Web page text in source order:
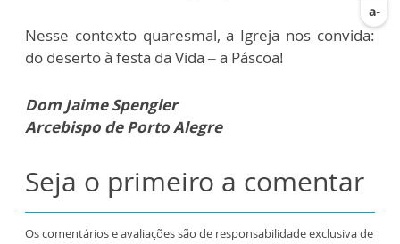
Nesse contexto quaresmal, a Igreja nos convida:
do deserto à festa da Vida – a Páscoa!
Dom Jaime Spengler
Arcebispo de Porto Alegre
Seja o primeiro a comentar
Os comentários e avaliações são de responsabilidade exclusiva de